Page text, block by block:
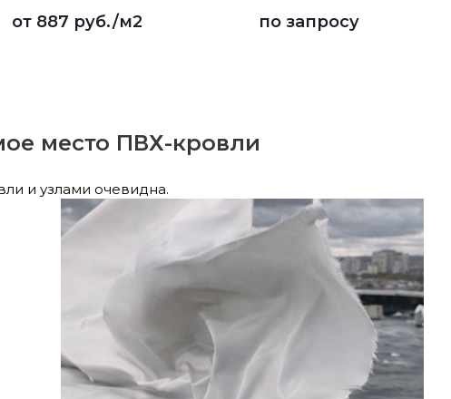
от 887 руб./м2 по запросу
место ПВХ-кровли
и узлами очевидна.